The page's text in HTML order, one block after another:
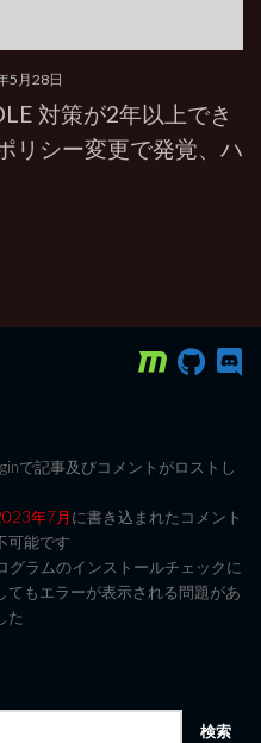
5月28日
対策が2年以上でき
リシー変更で発覚、ハ
で記事及びコメントがロストし
年7月に書き込まれたコメント
可能です
ラムのインストールチェックに
もエラーが表示される問題があ
た